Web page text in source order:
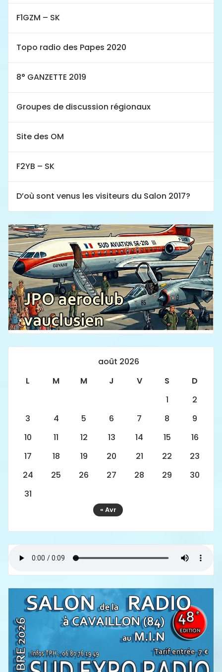
F1GZM – SK
Topo radio des Papes 2020
8° GANZETTE 2019
Groupes de discussion régionaux
Site des OM
F2YB – SK
D’où sont venus les visiteurs du Salon 2017?
août 2026
L
M M J V S
D
1
2
3
4 5 6 7 8
9
10
11 12 13 14 15
16
17
18 19 20 21 22
23
24
25 26 27 28 29
30
31
« Avr